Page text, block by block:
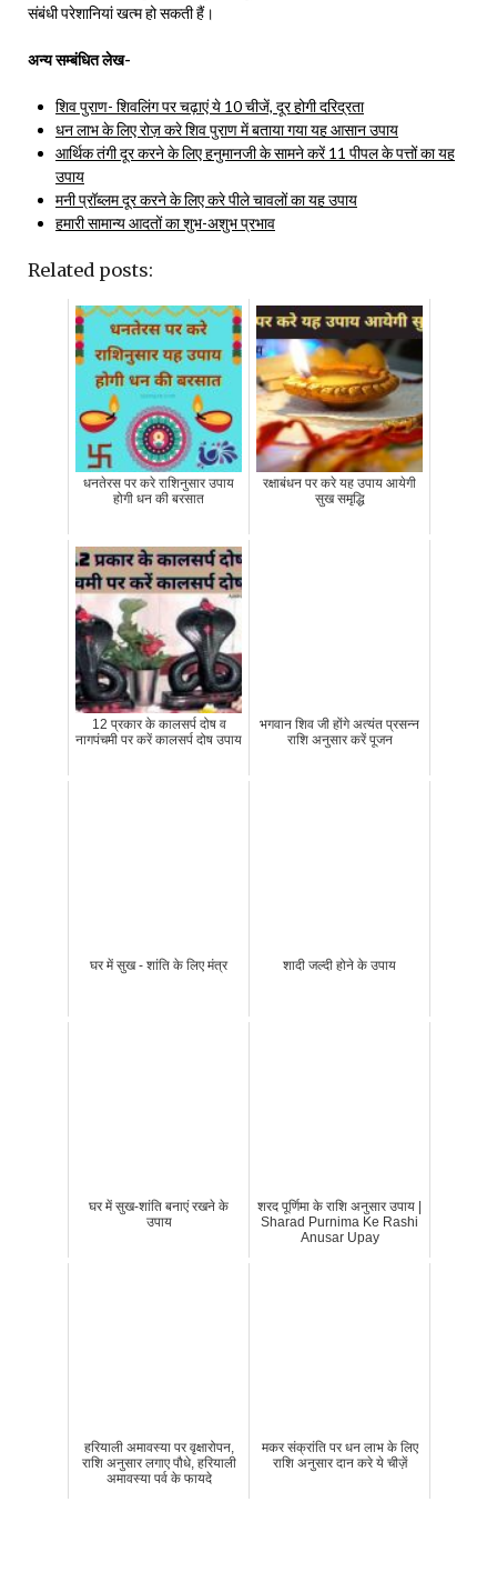
संबंधी परेशानियां खत्म हो सकती हैं।
अन्य सम्बंधित लेख-
शिव पुराण- शिवलिंग पर चढ़ाएं ये 10 चीजें, दूर होगी दरिद्रता
धन लाभ के लिए रोज़ करे शिव पुराण में बताया गया यह आसान उपाय
आर्थिक तंगी दूर करने के लिए हनुमानजी के सामने करें 11 पीपल के पत्तों का यह
उपाय
मनी प्रॉब्लम दूर करने के लिए करे पीले चावलों का यह उपाय
हमारी सामान्य आदतों का शुभ-अशुभ प्रभाव
Related posts:
धनतेरस पर करे राशिनुसार उपाय
होगी धन की बरसात
रक्षाबंधन पर करे यह उपाय आयेगी
सुख समृद्धि
12 प्रकार के कालसर्प दोष व
नागपंचमी पर करें कालसर्प दोष उपाय
भगवान शिव जी होंगे अत्‍यंत प्रसन्‍न
राशि अनुसार करें पूजन
घर में सुख - शांति के लिए मंत्र शादी जल्दी होने के उपाय
घर में सुख-शांति बनाएं रखने के
उपाय
शरद पूर्णिमा के राशि अनुसार उपाय |
Sharad Purnima Ke Rashi
Anusar Upay
हरियाली अमावस्या पर वृक्षारोपन,
राशि अनुसार लगाए पौधे, हरियाली
अमावस्या पर्व के फायदे
मकर संक्रांति पर धन लाभ के लिए
राशि अनुसार दान करे ये चीज़ें